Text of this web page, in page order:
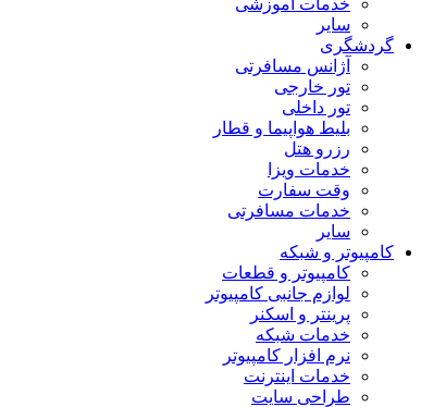
خدمات آموزشی
سایر
گردشگری
آژانس مسافرتی
تور خارجی
تور داخلی
بلیط هواپیما و قطار
رزرو هتل
خدمات ویزا
وقت سفارت
خدمات مسافرتی
سایر
کامپیوتر و شبکه
کامپیوتر و قطعات
لوازم جانبی کامپیوتر
پرینتر و اسکنر
خدمات شبکه
نرم افزار کامپیوتر
خدمات اینترنت
طراحی سایت